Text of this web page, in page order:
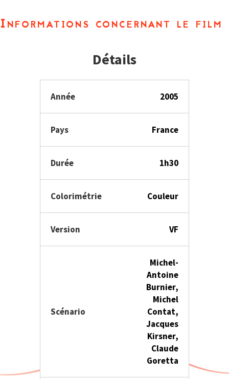
Informations concernant le film
Détails
Année 2005
Pays France
Durée 1h30
Colorimétrie Couleur
Version VF
Scénario
Michel-
Antoine
Burnier,
Michel
Contat,
Jacques
Kirsner,
Claude
Goretta